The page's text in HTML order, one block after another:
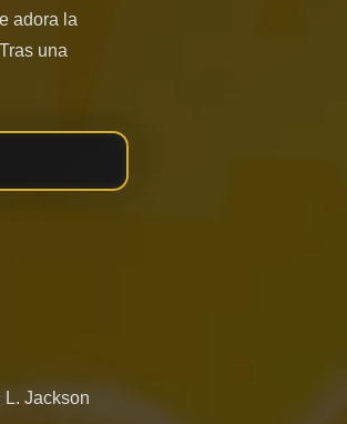
adora la
una
L. Jackson